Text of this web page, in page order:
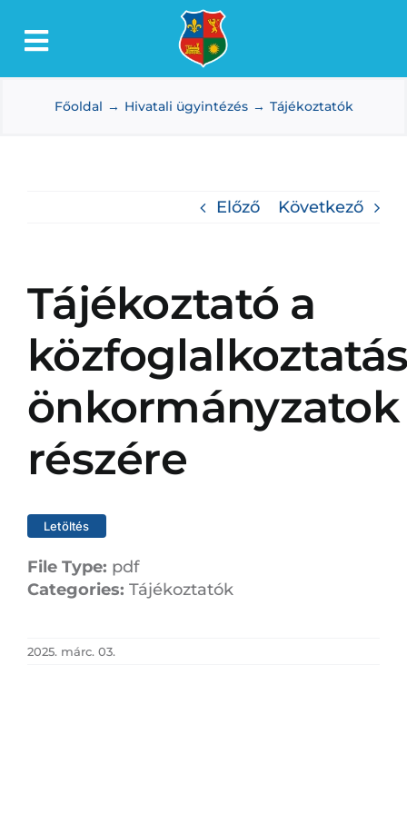
Toggle
Lőkösháza
Intézmények
Főoldal Hivatali ügyintézés Tájékoztatók
Előző Következő
Tájékoztató a
önkormányzatok
részére
Letöltés
File Type: pdf
Categories: Tájékoztatók
2025. márc. 03.